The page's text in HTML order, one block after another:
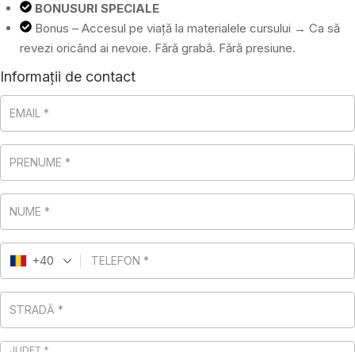
BONUSURI SPECIALE
Bonus – Accesul pe viață la materialele cursului → Ca să
revezi oricând ai nevoie. Fără grabă. Fără presiune.
Informații de contact
EMAIL *
PRENUME *
NUME *
TELEFON *
+40
STRADĂ *